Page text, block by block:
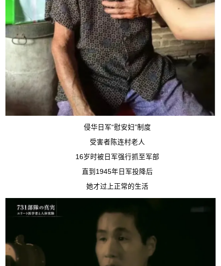
侵华日军“慰安妇”制度
受害者陈连村老人
16岁时被日军强行抓至军部
直到1945年日军投降后
她才过上正常的生活